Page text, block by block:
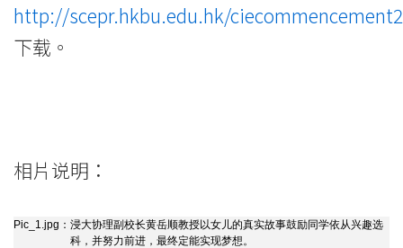
http://scepr.hkbu.edu.hk/
下载。
相片说明：
Pic_1.jpg： 浸大协理副校长黄岳顺教授以女儿的真实故事鼓励同学依从兴趣选
科，并努力前进，最终定能实现梦想。